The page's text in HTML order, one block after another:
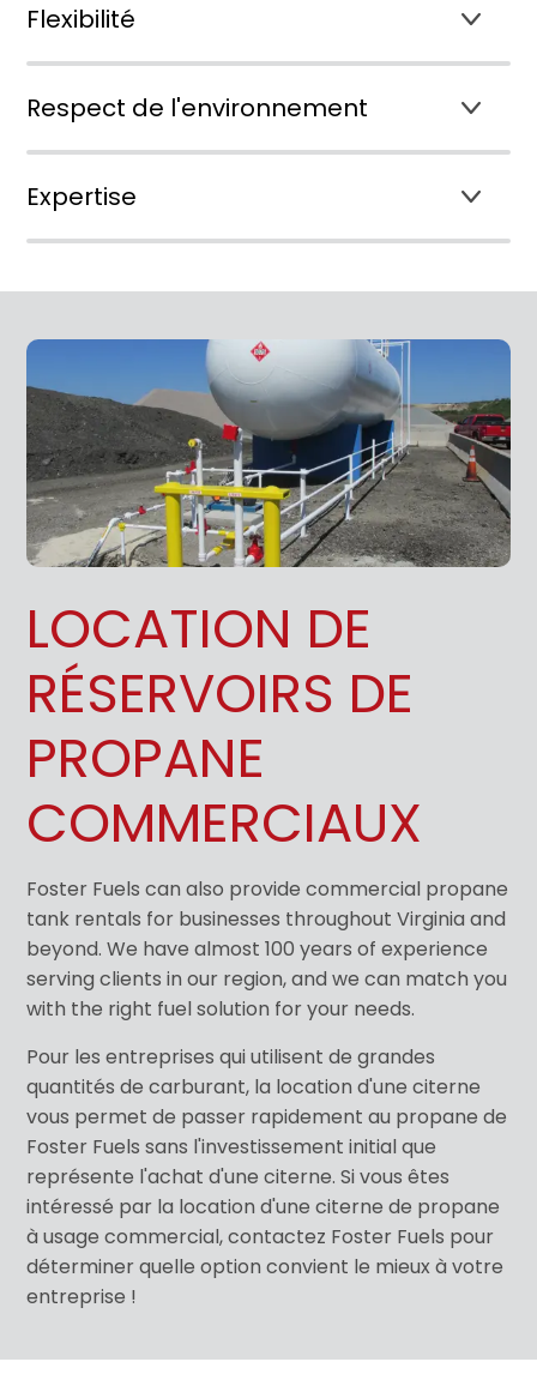
Flexibilité
Respect de l'environnement
Expertise
LOCATION DE
RÉSERVOIRS DE
PROPANE
COMMERCIAUX
Foster Fuels can also provide commercial propane
tank rentals for businesses throughout Virginia and
beyond. We have almost 100 years of experience
serving clients in our region, and we can match you
with the right fuel solution for your needs.
Pour les entreprises qui utilisent de grandes
quantités de carburant, la location d'une citerne
vous permet de passer rapidement au propane de
Foster Fuels sans l'investissement initial que
représente l'achat d'une citerne. Si vous êtes
intéressé par la location d'une citerne de propane
à usage commercial, contactez Foster Fuels pour
déterminer quelle option convient le mieux à votre
entreprise !